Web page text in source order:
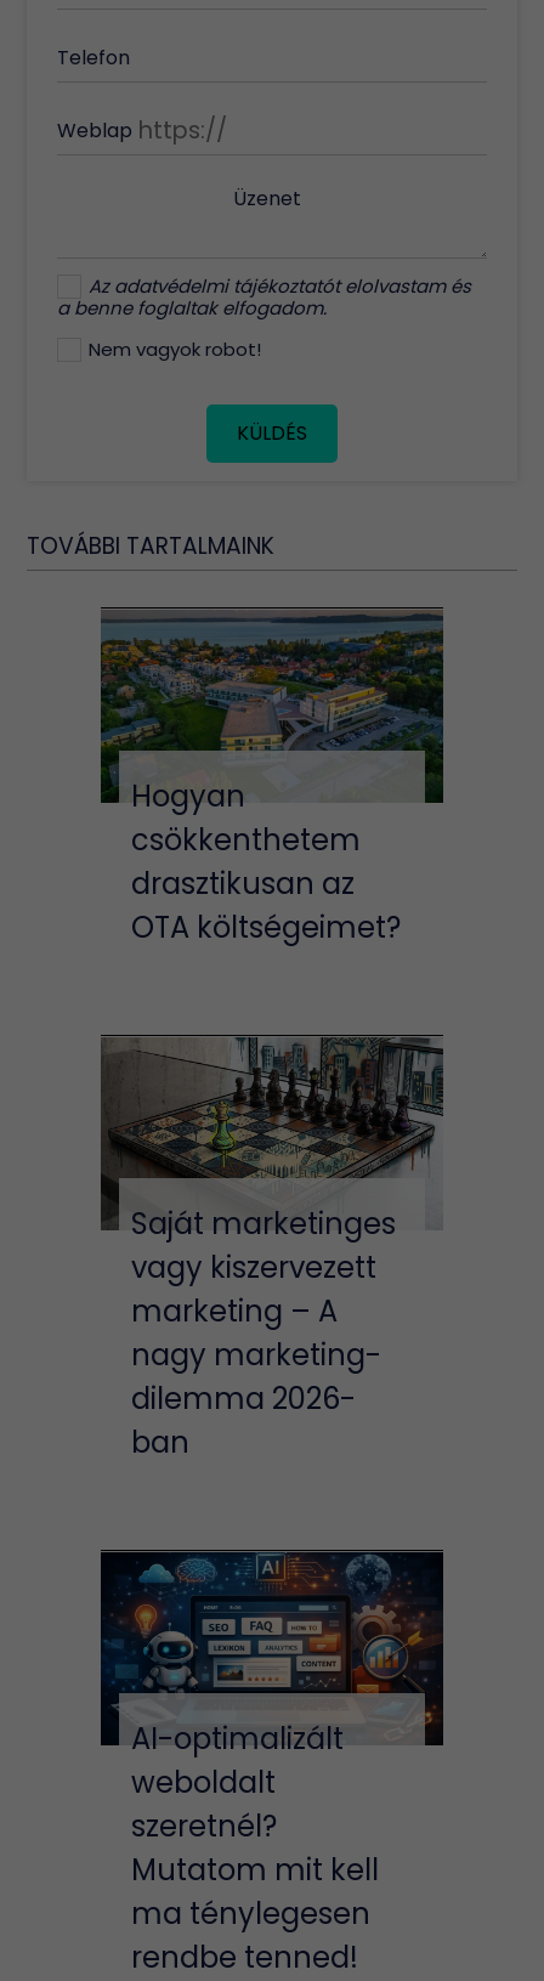
Telefon
Weblap
Üzenet
Azadatvédelmi tájékoztatótelolvastam és
a benne foglaltak elfogadom.
Nem vagyok robot!
KÜLDÉS
TOVÁBBI TARTALMAINK
Hogyan
csökkenthetem
drasztikusan az
OTA költségeimet?
Saját marketinges
vagy kiszervezett
marketing – A
nagy marketing-
dilemma 2026-
ban
AI-optimalizált
weboldalt
szeretnél?
Mutatom mit kell
ma ténylegesen
rendbe tenned!